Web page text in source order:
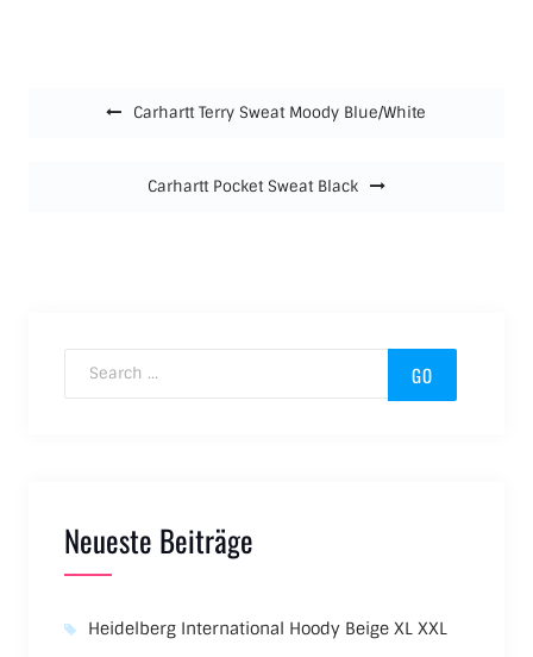
Carhartt Terry Sweat Moody Blue/White
Carhartt Pocket Sweat Black
Neueste Beiträge
Heidelberg International Hoody Beige XL XXL